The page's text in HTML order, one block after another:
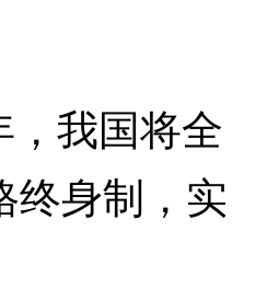
我国将全
终身制，实